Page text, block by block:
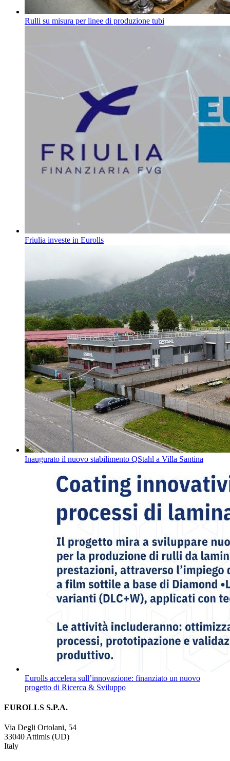
Rulli su misura per linee di produzione tubi
Friulia investe in Eurolls
Inaugurato il nuovo stabilimento QStahl a Villa Santina
Eurolls accelera sull’innovazione: finanziato un nuovo
progetto di Ricerca & Sviluppo
EUROLLS S.P.A.
Via Degli Ortolani, 54
33040 Attimis (UD)
Italy